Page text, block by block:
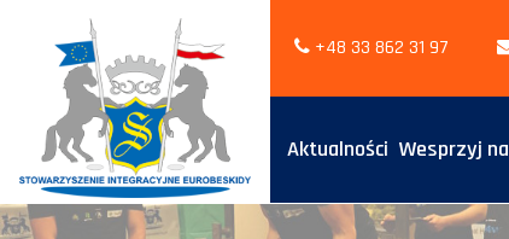
+48 33 862 31 97
Aktualności Wesprzyj